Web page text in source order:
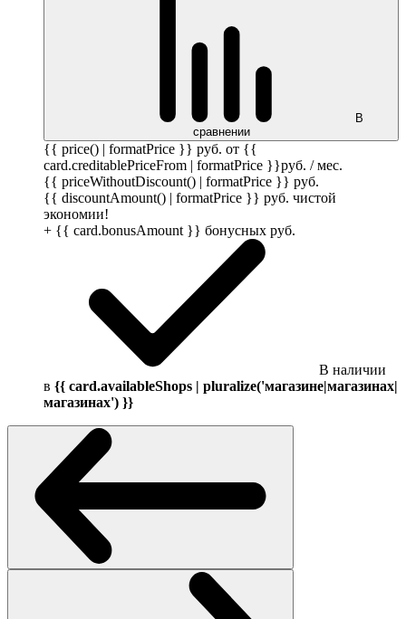
В
сравнении
{{ price() | formatPrice }} руб. от {{
card.creditablePriceFrom | formatPrice }}руб. / мес.
{{ priceWithoutDiscount() | formatPrice }} руб.
{{ discountAmount() | formatPrice }} руб. чистой
экономии!
+ {{ card.bonusAmount }} бонусных руб.
В наличии
в {{ card.availableShops | pluralize('магазине|магазинах|
магазинах') }}